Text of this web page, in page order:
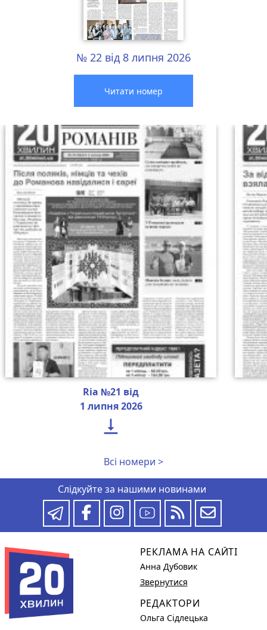
№ 22 від 8 липня 2026
Читати номер
Ria №21 від
1 липня 2026

Всі номери >
Слідкуйте за нашими новинами
РЕКЛАМА НА САЙТІ
Анна Дубовик
Звернутися
РЕДАКТОРИ
Ольга Сідлецька